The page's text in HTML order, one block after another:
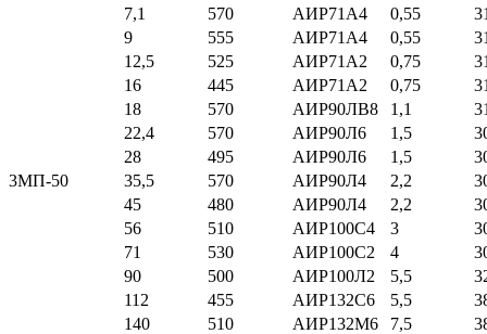
3МП-50
7,1
570 АИР71А4 0,55
9
555 АИР71А4 0,55
12,5
525 АИР71А2 0,75
16
445 АИР71А2 0,75
18
570 АИР90ЛВ8 1,1
22,4
570 АИР90Л6 1,5
28
495 АИР90Л6 1,5
35,5
570 АИР90Л4 2,2
45
480 АИР90Л4 2,2
56
510 АИР100С4 3
71
530 АИР100С2 4
90
500 АИР100Л2 5,5
112
455 АИР132С6 5,5
140
510 АИР132М6 7,5